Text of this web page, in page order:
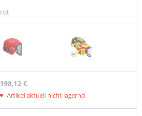
rot
198,12 €
Artikel aktuell nicht lagernd